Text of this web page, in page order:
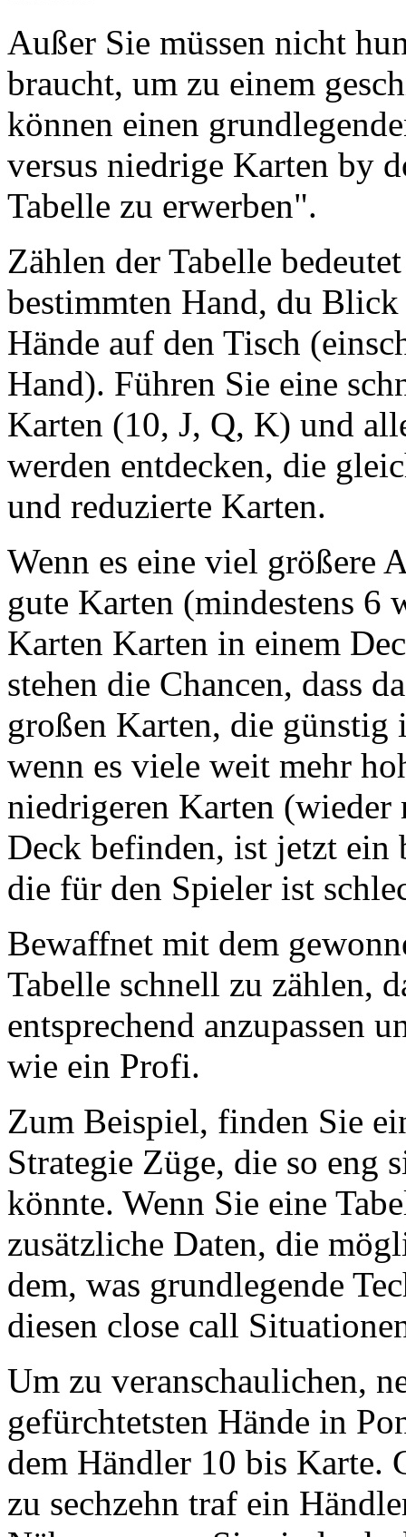
Außer Sie müssen nicht
braucht, um zu einem
können einen
versus niedrige Karten by
Tabelle zu erwerben".
Zählen der Tabelle
bestimmten Hand, du
Hände auf den Tisch
Hand). Führen Sie eine
Karten (10, J, Q, K) und
werden entdecken, die
und reduzierte Karten.
Wenn es eine viel größere
gute Karten (mindestens 6
Karten Karten in einem
stehen die Chancen, dass
großen Karten, die
wenn es viele weit mehr
niedrigeren Karten (wieder
Deck befinden, ist jetzt ein
die für den Spieler ist
Bewaffnet mit dem
Tabelle schnell zu zählen,
entsprechend anzupassen
wie ein Profi.
Zum Beispiel, finden Sie
Strategie Züge, die so eng
könnte. Wenn Sie eine
zusätzliche Daten, die
dem, was grundlegende
diesen close call
Um zu veranschaulichen,
gefürchtetsten Hände in
dem Händler 10 bis Karte.
zu sechzehn traf ein